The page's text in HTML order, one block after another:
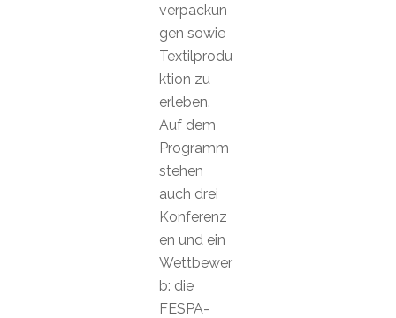
verpackun
gen sowie
Textilprodu
ktion zu
erleben.
Auf dem
Programm
stehen
auch drei
Konferenz
en und ein
Wettbewer
b: die
FESPA-